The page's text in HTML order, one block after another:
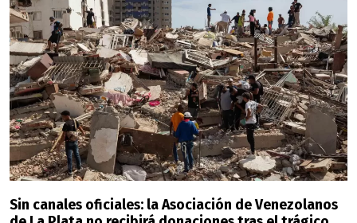
Sin canales oficiales: la Asociación de Venezolanos